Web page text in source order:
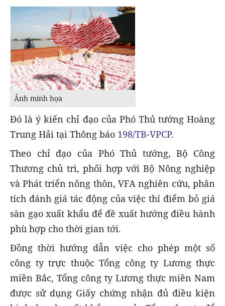
Ảnh minh họa
Đó là ý kiến chỉ đạo của Phó Thủ tướng Hoàng
Trung Hải tại Thông báo 198/TB-VPCP.
Theo chỉ đạo của Phó Thủ tướng, Bộ Công
Thương chủ trì, phối hợp với Bộ Nông nghiệp
và Phát triển nông thôn, VFA nghiên cứu, phân
tích đánh giá tác động của việc thí điểm bỏ giá
sàn gạo xuất khẩu để đề xuất hướng điều hành
phù hợp cho thời gian tới.
Đồng thời hướng dẫn việc cho phép một số
công ty trực thuộc Tổng công ty Lương thực
miền Bắc, Tổng công ty Lương thực miền Nam
được sử dụng Giấy chứng nhận đủ điều kiện